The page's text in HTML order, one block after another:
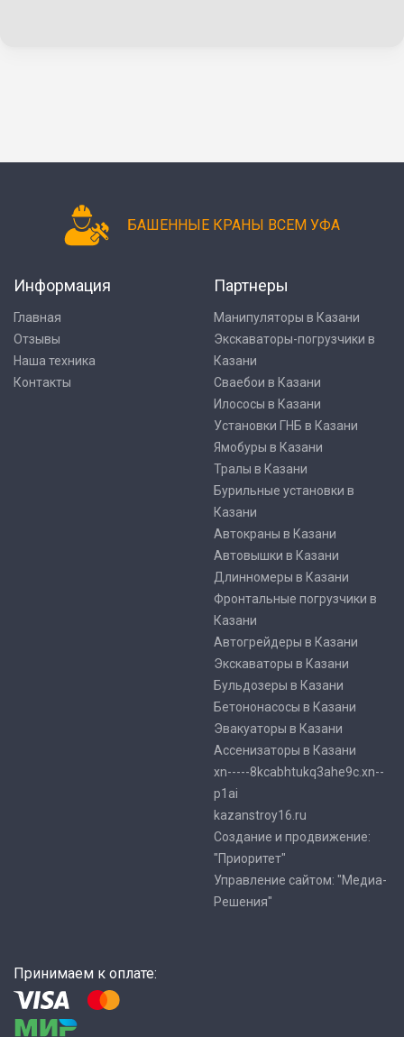
БАШЕННЫЕ КРАНЫ ВСЕМ УФА
Информация
Главная
Отзывы
Наша техника
Контакты
Партнеры
Манипуляторы в Казани
Экскаваторы-погрузчики в
Казани
Сваебои в Казани
Илососы в Казани
Установки ГНБ в Казани
Ямобуры в Казани
Тралы в Казани
Бурильные установки в
Казани
Автокраны в Казани
Автовышки в Казани
Длинномеры в Казани
Фронтальные погрузчики в
Казани
Автогрейдеры в Казани
Экскаваторы в Казани
Бульдозеры в Казани
Бетононасосы в Казани
Эвакуаторы в Казани
Ассенизаторы в Казани
xn-----8kcabhtukq3ahe9c.xn--
p1ai
kazanstroy16.ru
Создание и продвижение:
"Приоритет"
Управление сайтом: "Медиа-
Решения"
Принимаем к оплате: